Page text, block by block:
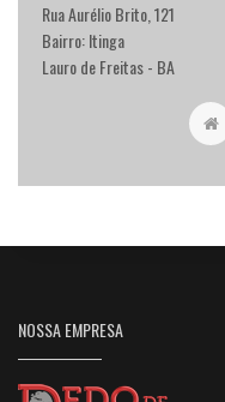
Rua Aurélio Brito, 121
Bairro: Itinga
Lauro de Freitas - BA
NOSSA EMPRESA